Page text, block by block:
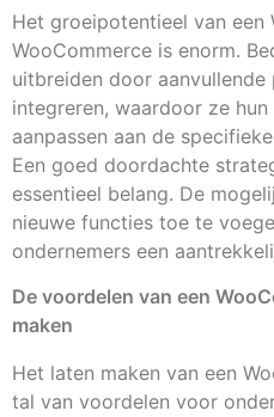
Het groeipotentieel van een
WooCommerce is enorm.
uitbreiden door aanvullende
integreren, waardoor ze
aanpassen aan de
Een goed doordachte
essentieel belang. De
nieuwe functies toe te
ondernemers een
De voordelen van een
maken
Het laten maken van een
tal van voordelen voor